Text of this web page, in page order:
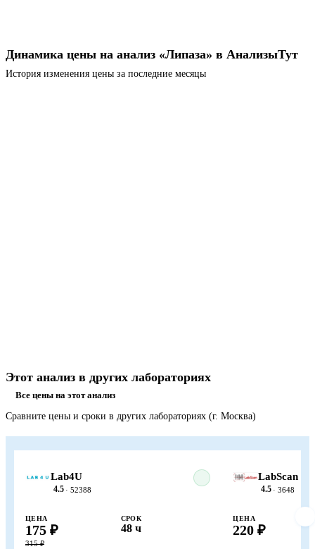
Динамика цены на анализ «Липаза» в АнализыТут
История изменения цены за последние месяцы
Этот анализ в других лабораториях
Все цены на этот анализ
Сравните цены и сроки в других лабораториях (г. Москва)
Lab4U
4.5 · 52388
ЦЕНА
175 ₽
315 ₽
СРОК
48 ч
LabScan
4.5 · 3648
ЦЕНА
220 ₽